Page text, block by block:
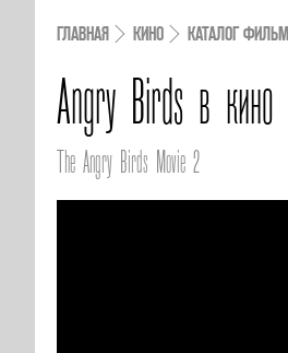
ГЛАВНАЯ КИНО КАТАЛОГ
Angry Birds в
The Angry Birds Movie 2